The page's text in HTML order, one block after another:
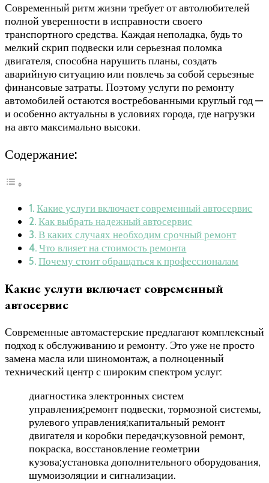
Современный ритм жизни требует от автолюбителей
полной уверенности в исправности своего
транспортного средства. Каждая неполадка, будь то
мелкий скрип подвески или серьезная поломка
двигателя, способна нарушить планы, создать
аварийную ситуацию или повлечь за собой серьезные
финансовые затраты. Поэтому услуги по ремонту
автомобилей остаются востребованными круглый год —
и особенно актуальны в условиях города, где нагрузки
на авто максимально высоки.
Содержание:
Какие услуги включает современный автосервис
Как выбрать надежный автосервис
В каких случаях необходим срочный ремонт
Что влияет на стоимость ремонта
Почему стоит обращаться к профессионалам
Какие услуги включает современный
автосервис
Современные автомастерские предлагают комплексный
подход к обслуживанию и ремонту. Это уже не просто
замена масла или шиномонтаж, а полноценный
технический центр с широким спектром услуг:
диагностика электронных систем
управления;ремонт подвески, тормозной системы,
рулевого управления;капитальный ремонт
двигателя и коробки передач;кузовной ремонт,
покраска, восстановление геометрии
кузова;установка дополнительного оборудования,
шумоизоляции и сигнализации.